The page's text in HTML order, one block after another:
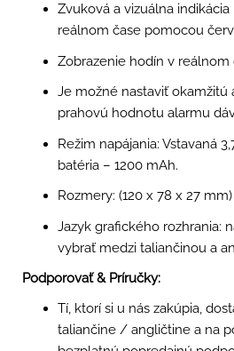
Zvuková a vizuálna
reálnom čase pomocou
Zobrazenie hodín v reálnom
Je možné nastaviť okamžitú
prahovú hodnotu alarmu
Režim napájania: Vstavaná
batéria – 1200 mAh.
Rozmery: (120 x 78 x 27 mm)
Jazyk grafického rozhrania:
vybrať medzi taliančinou a
Podporovať & Príručky:
Tí, ktorí si u nás zakúpia,
taliančine / angličtine a na